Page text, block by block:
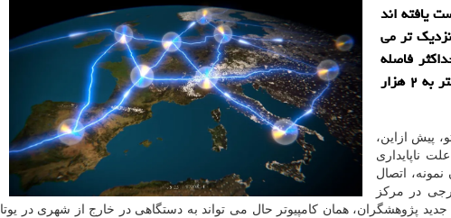
یافته اند
تر می
فاصله
اتصال کامپیوترهای کوانتومی به یکدیگر را از چند کیلومتر به ۲ هزار
پیش ازاین،
ناپایداری
اتصال
در مرکز
پژوهشگران، همان کامپیوتر حال می تواند به دستگاهی در خارج از شهری در یوتا